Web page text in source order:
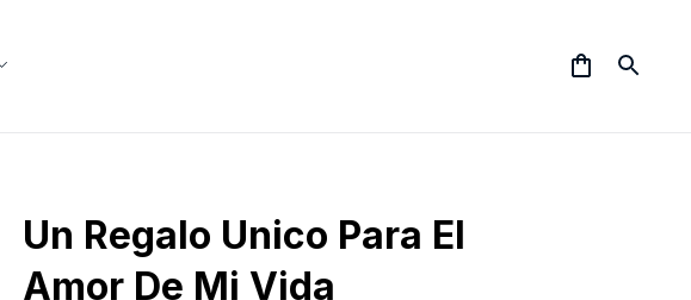
Un Regalo Unico Para El
Amor De Mi Vida